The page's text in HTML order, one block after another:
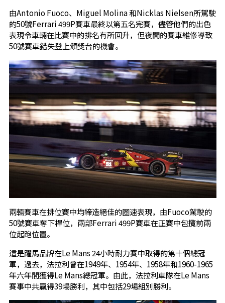
由Antonio Fuoco、Miguel Molina 和Nicklas Nielsen所駕駛
的50號Ferrari 499P賽車最終以第五名完賽，儘管他們的出色
表現令車輛在比賽中的排名有所回升，但夜間的賽車維修導致
50號賽車錯失登上頒獎台的機會。
兩輛賽車在排位賽中均締造絕佳的圈速表現，由Fuoco駕駛的
50號賽車奪下桿位，兩部Ferrari 499P賽車在正賽中包攬前兩
位起跑位置。
這是躍馬品牌在Le Mans 24小時耐力賽中取得的第十個總冠
軍，過去，法拉利曾在1949年、1954年、1958年和1960-1965
年六年間獲得Le Mans總冠軍。由此，法拉利車隊在Le Mans
賽事中共贏得39場勝利，其中包括29場組別勝利。